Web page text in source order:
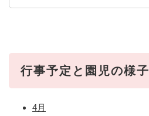
行事予定と園児の様子
4月